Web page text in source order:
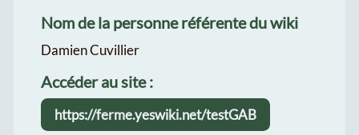
Nom de la personne référente du wiki
Damien Cuvillier
Accéder au site :
https://ferme.yeswiki.net/testGAB